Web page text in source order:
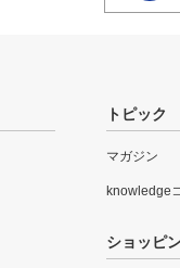
トピック
マガジン
knowledge
ショッピ